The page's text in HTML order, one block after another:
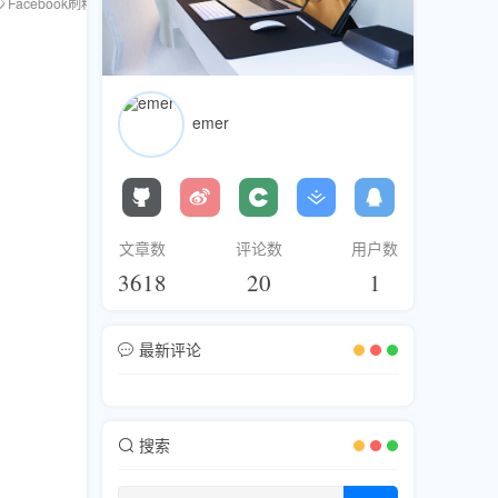
emer
文章数
3618
评论数
20
用户数
1
最新评论
搜索